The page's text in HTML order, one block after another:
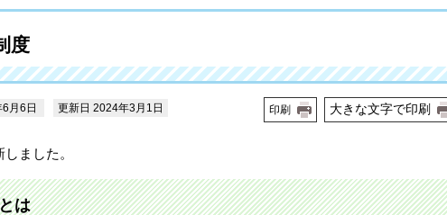
度
月6日 更新日 2024年3月1日 印刷 大きな文字で印刷
ました。
は